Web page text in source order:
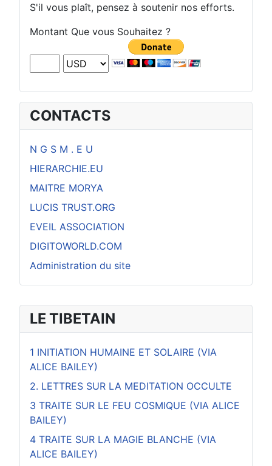
LE TIBETAIN
1 INITIATION HUMAINE ET SOLAIRE (VIA
ALICE BAILEY)
2. LETTRES SUR LA MEDITATION OCCULTE
3 TRAITE SUR LE FEU COSMIQUE (VIA ALICE
BAILEY)
4 TRAITE SUR LA MAGIE BLANCHE (VIA
ALICE BAILEY)
S'il vous plaît, pensez à soutenir nos efforts.
Montant Que vous Souhaitez ?
CONTACTS
N G S M . E U
HIERARCHIE.EU
MAITRE MORYA
LUCIS TRUST.ORG
EVEIL ASSOCIATION
DIGITOWORLD.COM
Administration du site